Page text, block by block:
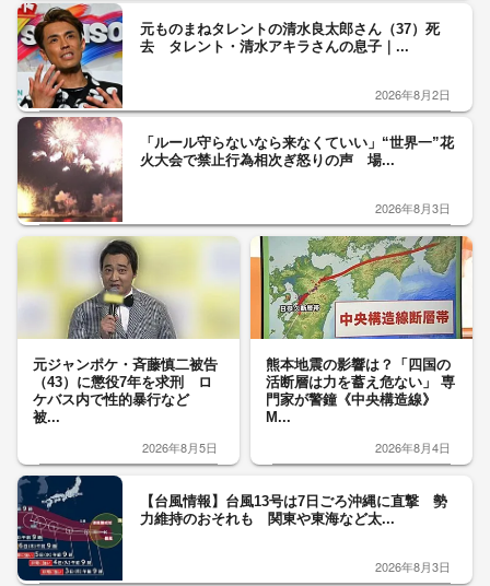
元ものまねタレントの清水良太郎さん（37）死
去 タレント・清水アキラさんの息子｜...
2026年8月2日
「ルール守らないなら来なくていい」“世界一”花
火大会で禁止行為相次ぎ怒りの声 場...
2026年8月3日
元ジャンポケ・斉藤慎二被告
（43）に懲役7年を求刑 ロ
ケバス内で性的暴行など
被...
2026年8月5日
熊本地震の影響は？「四国の
活断層は力を蓄え危ない」 専
門家が警鐘《中央構造線》
M...
2026年8月4日
【台風情報】台風13号は7日ごろ沖縄に直撃 勢
力維持のおそれも 関東や東海など太...
2026年8月3日